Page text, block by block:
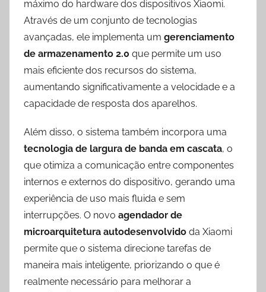
máximo do hardware dos dispositivos Xiaomi.
Através de um conjunto de tecnologias
avançadas, ele implementa um gerenciamento
de armazenamento 2.0 que permite um uso
mais eficiente dos recursos do sistema,
aumentando significativamente a velocidade e a
capacidade de resposta dos aparelhos.
Além disso, o sistema também incorpora uma
tecnologia de largura de banda em cascata, o
que otimiza a comunicação entre componentes
internos e externos do dispositivo, gerando uma
experiência de uso mais fluida e sem
interrupções. O novo agendador de
microarquitetura autodesenvolvido da Xiaomi
permite que o sistema direcione tarefas de
maneira mais inteligente, priorizando o que é
realmente necessário para melhorar a